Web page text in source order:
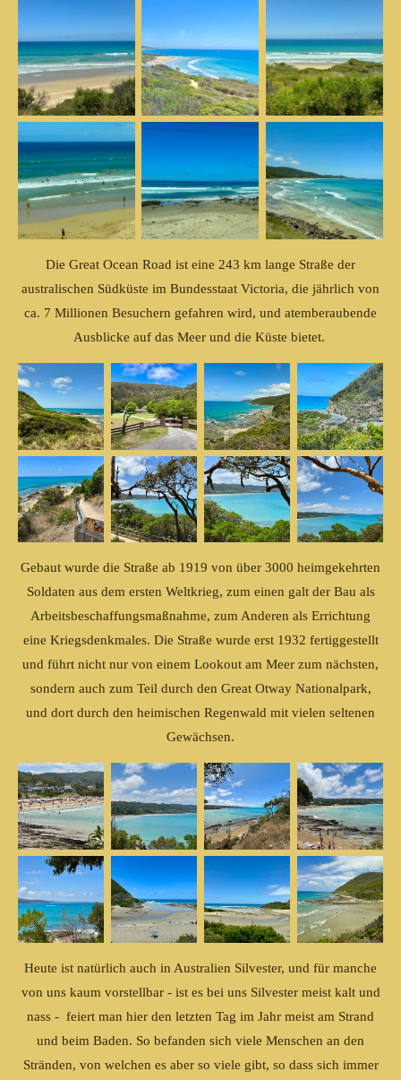
Die Great Ocean Road ist eine 243 km lange Straße der
australischen Südküste im Bundesstaat Victoria, die jährlich von
ca. 7 Millionen Besuchern gefahren wird, und atemberaubende
Ausblicke auf das Meer und die Küste bietet.
Gebaut wurde die Straße ab 1919 von über 3000 heimgekehrten
Soldaten aus dem ersten Weltkrieg, zum einen galt der Bau als
Arbeitsbeschaffungsmaßnahme, zum Anderen als Errichtung
eine Kriegsdenkmales. Die Straße wurde erst 1932 fertiggestellt
und führt nicht nur von einem Lookout am Meer zum nächsten,
sondern auch zum Teil durch den Great Otway Nationalpark,
und dort durch den heimischen Regenwald mit vielen seltenen
Gewächsen.
Heute ist natürlich auch in Australien Silvester, und für manche
von uns kaum vorstellbar - ist es bei uns Silvester meist kalt und
nass - feiert man hier den letzten Tag im Jahr meist am Strand
und beim Baden. So befanden sich viele Menschen an den
Stränden, von welchen es aber so viele gibt, so dass sich immer